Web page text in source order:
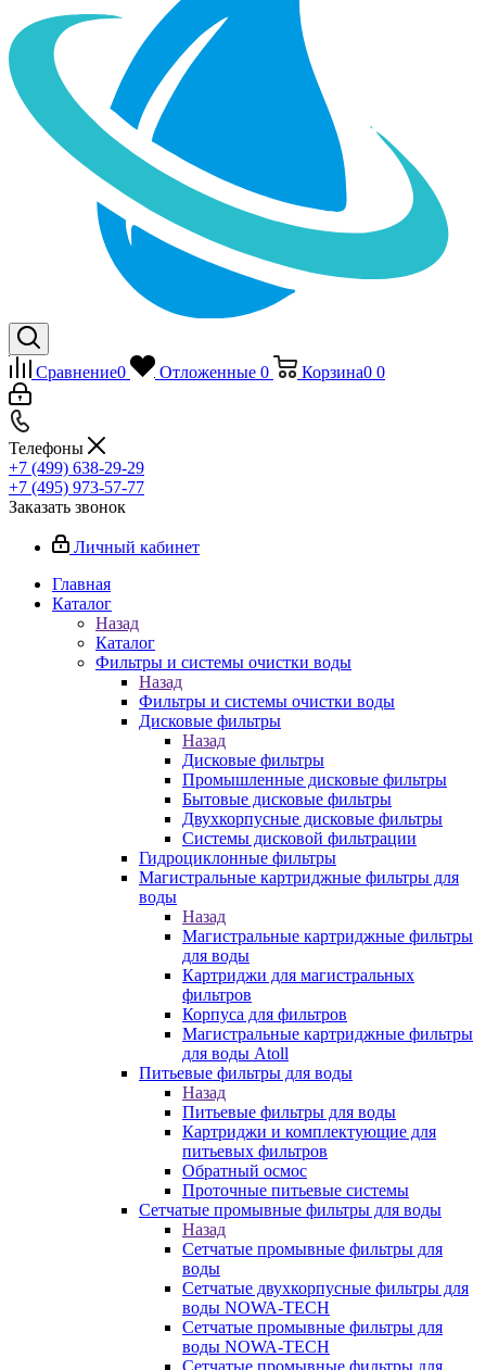
Сравнение0 Отложенные 0 Корзина0 0
Телефоны
+7 (499) 638-29-29
+7 (495) 973-57-77
Заказать звонок
Личный кабинет
Главная
Каталог
Назад
Каталог
Фильтры и системы очистки воды
Назад
Фильтры и системы очистки воды
Дисковые фильтры
Назад
Дисковые фильтры
Промышленные дисковые фильтры
Бытовые дисковые фильтры
Двухкорпусные дисковые фильтры
Системы дисковой фильтрации
Гидроциклонные фильтры
Магистральные картриджные фильтры для
воды
Назад
Магистральные картриджные фильтры
для воды
Картриджи для магистральных
фильтров
Корпуса для фильтров
Магистральные картриджные фильтры
для воды Atoll
Питьевые фильтры для воды
Назад
Питьевые фильтры для воды
Картриджи и комплектующие для
питьевых фильтров
Обратный осмос
Проточные питьевые системы
Сетчатые промывные фильтры для воды
Назад
Сетчатые промывные фильтры для
воды
Сетчатые двухкорпусные фильтры для
воды NOWA-TECH
Сетчатые промывные фильтры для
воды NOWA-TECH
Сетчатые промывные фильтры для